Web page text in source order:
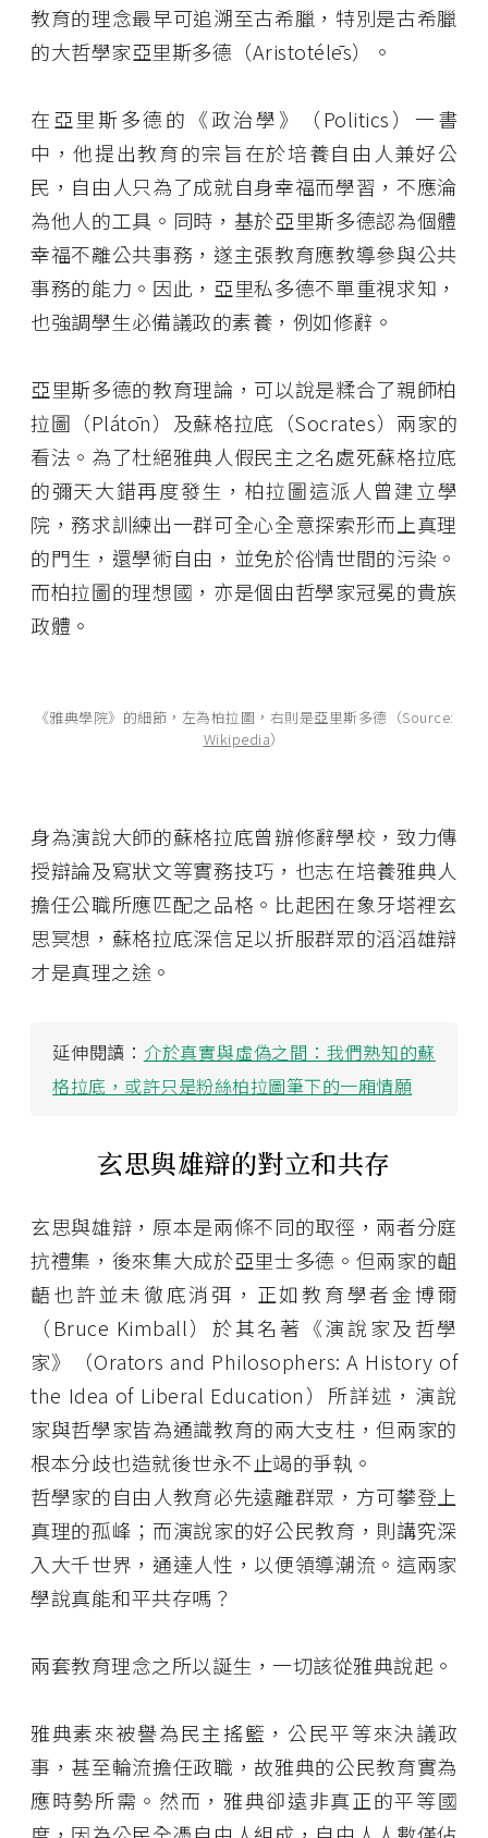
教育的理念最早可追溯至古希臘，特別是古希臘
的大哲學家亞里斯多德（Aristotélēs）。
在亞里斯多德的《政治學》（Politics）一書
中，他提出教育的宗旨在於培養自由人兼好公
民，自由人只為了成就自身幸福而學習，不應淪
為他人的工具。同時，基於亞里斯多德認為個體
幸福不離公共事務，遂主張教育應教導參與公共
事務的能力。因此，亞里私多德不單重視求知，
也強調學生必備議政的素養，例如修辭。
亞里斯多德的教育理論，可以說是糅合了親師柏
拉圖（Plátōn）及蘇格拉底（Socrates）兩家的
看法。為了杜絕雅典人假民主之名處死蘇格拉底
的彌天大錯再度發生，柏拉圖這派人曾建立學
院，務求訓練出一群可全心全意探索形而上真理
的門生，還學術自由，並免於俗情世間的污染。
而柏拉圖的理想國，亦是個由哲學家冠冕的貴族
政體。
《雅典學院》的細節，左為柏拉圖，右則是亞里斯多德（Source:
Wikipedia）
身為演說大師的蘇格拉底曾辦修辭學校，致力傳
授辯論及寫狀文等實務技巧，也志在培養雅典人
擔任公職所應匹配之品格。比起困在象牙塔裡玄
思冥想，蘇格拉底深信足以折服群眾的滔滔雄辯
才是真理之途。
延伸閱讀： 介於真實與虛偽之間：我們熟知的蘇
格拉底，或許只是粉絲柏拉圖筆下的一廂情願
玄思與雄辯的對立和共存
玄思與雄辯，原本是兩條不同的取徑，兩者分庭
抗禮集，後來集大成於亞里士多德。但兩家的齟
齬也許並未徹底消弭，正如教育學者金博爾
（Bruce Kimball）於其名著《演說家及哲學
家》（Orators and Philosophers: A History of
the Idea of Liberal Education）所詳述，演說
家與哲學家皆為通識教育的兩大支柱，但兩家的
根本分歧也造就後世永不止竭的爭執。
哲學家的自由人教育必先遠離群眾，方可攀登上
真理的孤峰；而演說家的好公民教育，則講究深
入大千世界，通達人性，以便領導潮流。這兩家
學說真能和平共存嗎？
兩套教育理念之所以誕生，一切該從雅典說起。
雅典素來被譽為民主搖籃，公民平等來決議政
事，甚至輪流擔任政職，故雅典的公民教育實為
應時勢所需。然而，雅典卻遠非真正的平等國